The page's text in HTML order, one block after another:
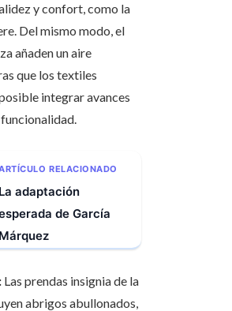
y confort, como la
Del mismo modo, el
añaden un aire
que los textiles
integrar avances
RELACIONADO
La adaptación
de García
Márquez
Las prendas insignia de la
abrigos abullonados,